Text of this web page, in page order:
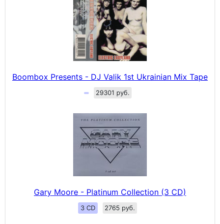
Boombox Presents - DJ Valik 1st Ukrainian Mix Tape
29301 руб.
Gary Moore - Platinum Collection (3 CD)
3 CD 2765 руб.